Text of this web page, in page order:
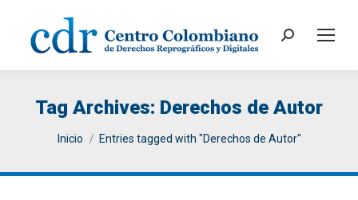
Search:
Tag Archives: Derechos de Autor
You are here:
Inicio Entries tagged with "Derechos de Autor"